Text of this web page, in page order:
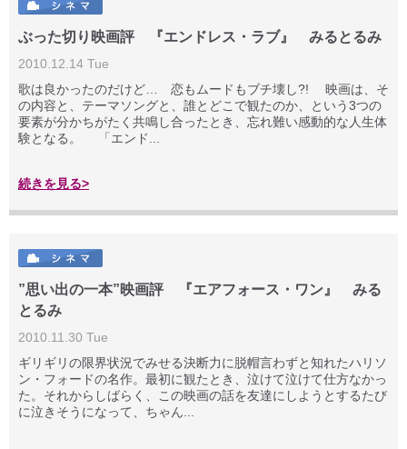
ぶった切り映画評 『エンドレス・ラブ』 みるとるみ
2010.12.14 Tue
歌は良かったのだけど… 恋もムードもブチ壊し?! 映画は、そ
の内容と、テーマソングと、誰とどこで観たのか、という3つの
要素が分かちがたく共鳴し合ったとき、忘れ難い感動的な人生体
験となる。 「エンド...
続きを見る>
”思い出の一本”映画評 『エアフォース・ワン』 みる
とるみ
2010.11.30 Tue
ギリギリの限界状況でみせる決断力に脱帽言わずと知れたハリソ
ン・フォードの名作。最初に観たとき、泣けて泣けて仕方なかっ
た。それからしばらく、この映画の話を友達にしようとするたび
に泣きそうになって、ちゃん...